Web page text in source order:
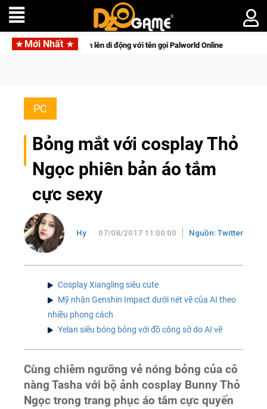
Mới Nhất
động với tên gọi Palworld Online Gia Nhập Closed Beta
PC
Bỏng mắt với cosplay Thỏ
Ngọc phiên bản áo tắm
cực sexy
Hy 07/08/2017 11:00:00 Nguồn: Twitter
Cosplay Xiangling siêu cute
Mỹ nhân Genshin Impact dưới nét vẽ của AI theo
nhiều phong cách
Yelan siêu bóng bỏng với đồ công sở do AI vẽ
Cùng chiêm ngưỡng vẻ nóng bỏng của cô
nàng Tasha với bộ ảnh cosplay Bunny Thỏ
Ngọc trong trang phục áo tắm cực quyến